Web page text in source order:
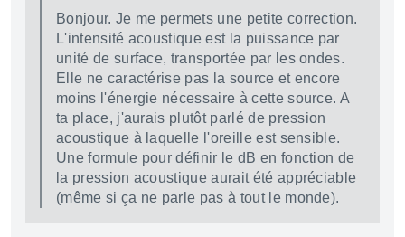
Bonjour. Je me permets une petite correction.
L'intensité acoustique est la puissance par
unité de surface, transportée par les ondes.
Elle ne caractérise pas la source et encore
moins l'énergie nécessaire à cette source. A
ta place, j'aurais plutôt parlé de pression
acoustique à laquelle l'oreille est sensible.
Une formule pour définir le dB en fonction de
la pression acoustique aurait été appréciable
(même si ça ne parle pas à tout le monde).